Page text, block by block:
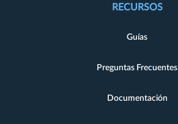
RECURSOS
Guías
Preguntas Frecuentes
Documentación